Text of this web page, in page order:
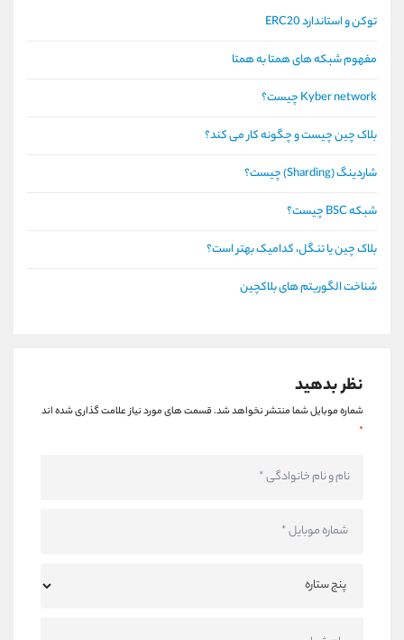
توکن و استاندارد ERC20
مفهوم شبکه های همتا به همتا
Kyber network چیست؟
بلاک چین چیست و چگونه کار می کند؟
شاردینگ (Sharding) چیست؟
شبکه BSC چیست؟
بلاک چین یا تنگل، کدامیک بهتر است؟
شناخت الگوریتم های بلاکچین
نظر بدهید
شماره موبایل شما منتشر نخواهد شد.قسمت های مورد نیاز علامت گذاری شده اند
*